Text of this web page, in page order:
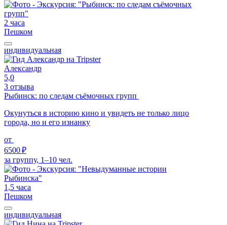
2 часа
Пешком
индивидуальная
Александр
5,0
3 отзыва
Рыбинск: по следам съёмочных групп
Окунуться в историю кино и увидеть не только лицо
города, но и его изнанку
от
6500 ₽
за группу, 1–10 чел.
1,5 часа
Пешком
индивидуальная